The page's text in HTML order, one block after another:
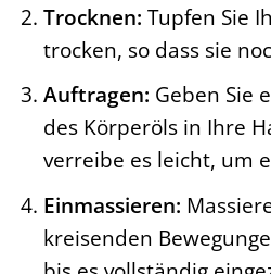
Trocknen: Tupfen Sie
trocken, so dass sie
Auftragen: Geben Sie
des Körperöls in Ihre
verreibe es leicht, um
Einmassieren:
kreisenden